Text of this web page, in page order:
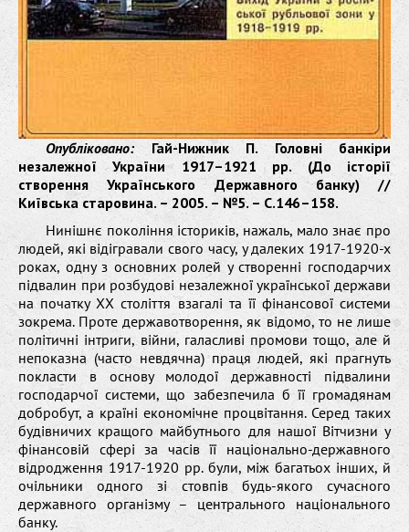
Опубліковано:Гай-Нижник П. Головні банкіри
незалежної України 1917–1921 рр. (До історії
створення Українського Державного банку) //
Київська старовина. – 2005. – №5. – С.146–158.
Нинішнє покоління істориків, нажаль, мало знає про
людей, які відігравали свого часу, у далеких 1917-1920-х
роках, одну з основних ролей у створенні господарчих
підвалин при розбудові незалежної української держави
на початку ХХ століття взагалі та її фінансової системи
зокрема. Проте державотворення, як відомо, то не лише
політичні інтриги, війни, галасливі промови тощо, але й
непоказна (часто невдячна) праця людей, які прагнуть
покласти в основу молодої державності підвалини
господарчої системи, що забезпечила б її громадянам
добробут, а країні економічне процвітання. Серед таких
будівничих кращого майбутнього для нашої Вітчизни у
фінансовій сфері за часів її національно-державного
відродження 1917-1920 рр. були, між багатьох інших, й
очільники одного зі стовпів будь-якого сучасного
державного організму – центрального національного
банку.